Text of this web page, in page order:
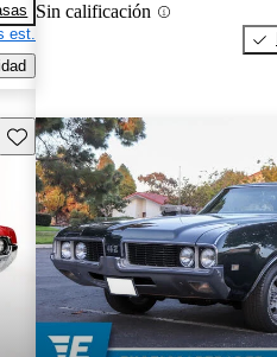
est.
Sin calificación
Guarda este Aviso